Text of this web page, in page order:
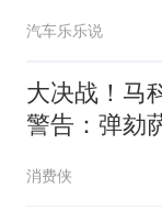
汽车乐乐说
大决战！马
警告：弹劾
消费侠